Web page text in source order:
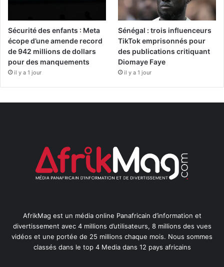
Sécurité des enfants : Meta
écope d’une amende record
de 942 millions de dollars
pour des manquements
il y a 1 jour
Sénégal : trois influenceurs
TikTok emprisonnés pour
des publications critiquant
Diomaye Faye
il y a 1 jour
AfrikMag est un média online Panafricain d’information et
divertissement avec 4 millions d’utilisateurs, 8 millions des vues
vidéos et une portée de 25 millions chaque mois. Nous sommes
classés dans le top 4 Media dans 12 pays africains